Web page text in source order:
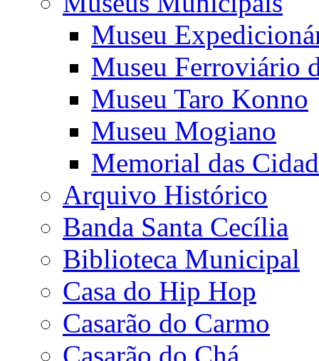
Museu
Museu Ferroviário
Museu Taro Konno
Museu Mogiano
Memorial das
Arquivo Histórico
Banda Santa Cecília
Biblioteca Municipal
Casa do Hip Hop
Casarão do Carmo
Casarão do Chá